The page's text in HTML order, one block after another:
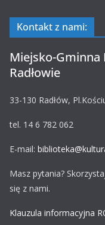
Kontakt z nami:
Miejsko-Gminna
Radłowie
33-130 Radłów,
tel. 14 6 782 062
E-mail:
Masz pytania?
się z nami.
Klauzula informacyjna